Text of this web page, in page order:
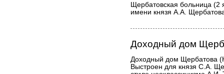
Щербатовская больница (2
имени князя А.А.
Доходный дом
Доходный дом Щербатова
Выстроен для князя С.А.